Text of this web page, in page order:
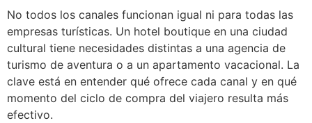
No todos los canales funcionan igual ni para todas las
empresas turísticas. Un hotel boutique en una ciudad
cultural tiene necesidades distintas a una agencia de
turismo de aventura o a un apartamento vacacional. La
clave está en entender qué ofrece cada canal y en qué
momento del ciclo de compra del viajero resulta más
efectivo.